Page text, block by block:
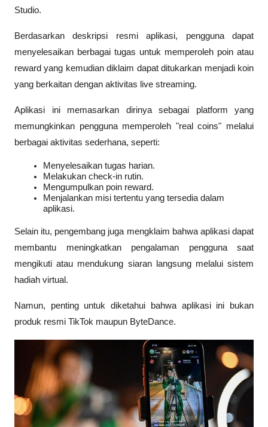
Studio.
Berdasarkan deskripsi resmi aplikasi, pengguna dapat
menyelesaikan berbagai tugas untuk memperoleh poin atau
reward yang kemudian diklaim dapat ditukarkan menjadi koin
yang berkaitan dengan aktivitas live streaming.
Aplikasi ini memasarkan dirinya sebagai platform yang
memungkinkan pengguna memperoleh "real coins" melalui
berbagai aktivitas sederhana, seperti:
Menyelesaikan tugas harian.
Melakukan check-in rutin.
Mengumpulkan poin reward.
Menjalankan misi tertentu yang tersedia dalam
aplikasi.
Selain itu, pengembang juga mengklaim bahwa aplikasi dapat
membantu meningkatkan pengalaman pengguna saat
mengikuti atau mendukung siaran langsung melalui sistem
hadiah virtual.
Namun, penting untuk diketahui bahwa aplikasi ini bukan
produk resmi TikTok maupun ByteDance.